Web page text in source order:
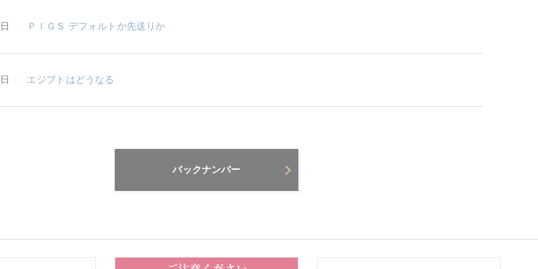
ＰＩＧＳ デフォルトか先送りか
エジプトはどうなる
バックナンバー